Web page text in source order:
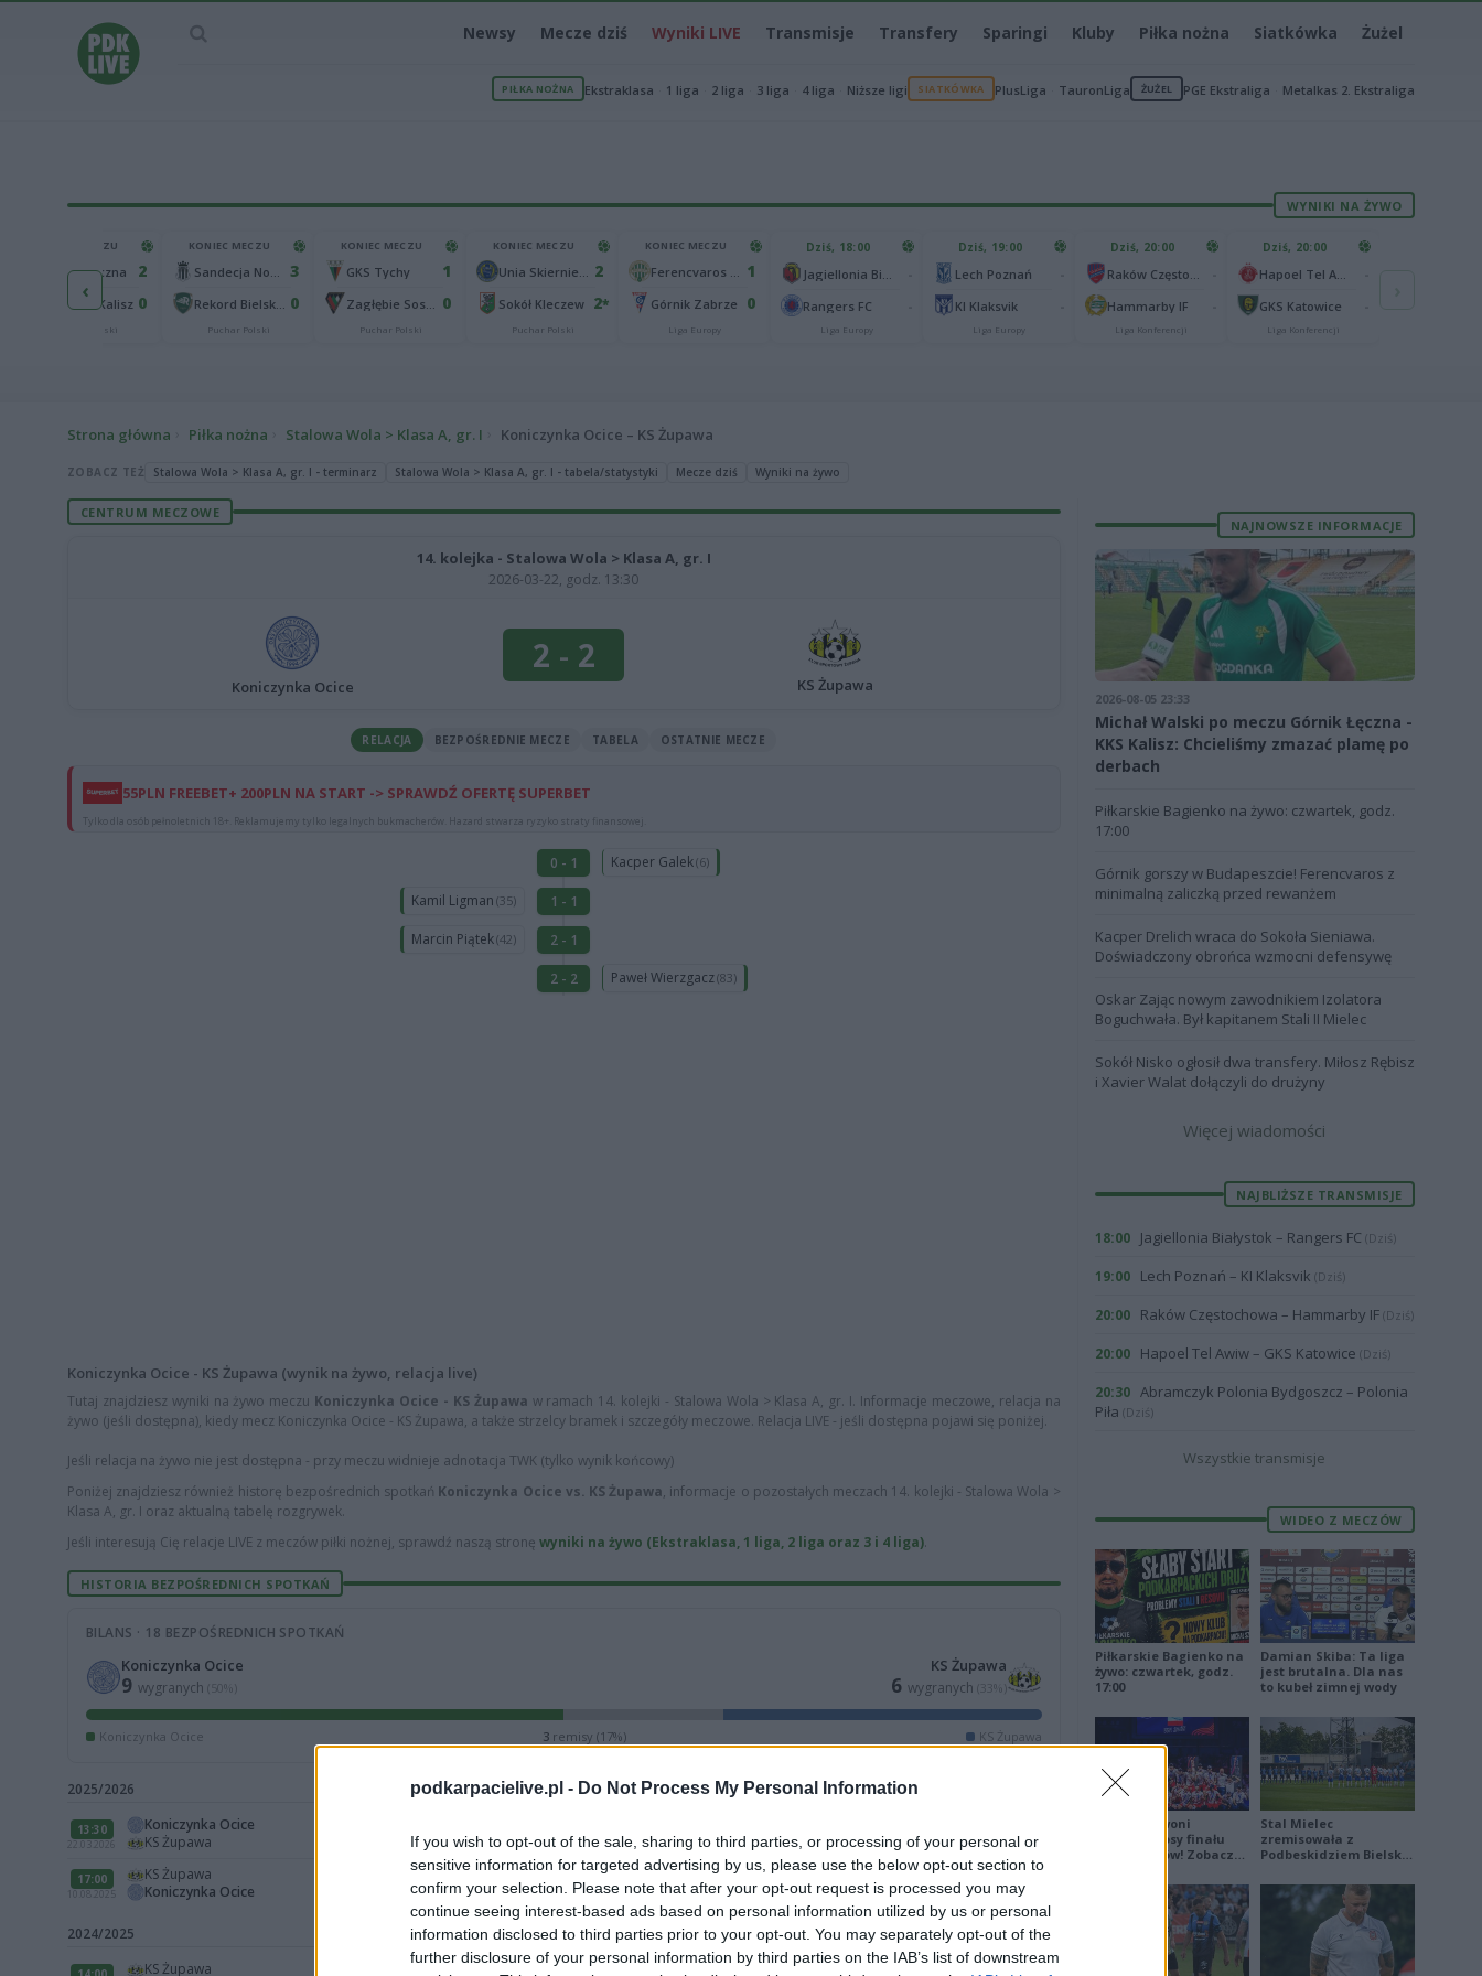
podkarpacielive.pl - Do Not Process My Personal Information
If you wish to opt-out of the sale, sharing to third parties, or processing of your personal or
sensitive information for targeted advertising by us, please use the below opt-out section to
confirm your selection. Please note that after your opt-out request is processed you may
continue seeing interest-based ads based on personal information utilized by us or personal
information disclosed to third parties prior to your opt-out. You may separately opt-out of the
further disclosure of your personal information by third parties on the IAB’s list of downstream
Newsy Mecze dziś Wyniki LIVE Transmisje Transfery Sparingi Kluby Piłka nożna Siatkówka Żużel
PIŁKA NOŻNA Ekstraklasa 1 liga 2 liga 3 liga 4 liga Niższe ligi SIATKÓWKA PlusLiga TauronLiga ŻUŻEL PGE Ekstraliga Metalkas 2. Ekstraliga
WYNIKI NA ŻYWO
‹
KONIEC MECZU
Górnik Łęczna 2
KKS 1925 Kalisz 0
Puchar Polski
KONIEC MECZU
3
0
Puchar Polski
KONIEC MECZU
GKS Tychy 1
0
Puchar Polski
KONIEC MECZU
2
Sokół Kleczew 2*
Puchar Polski
KONIEC MECZU
1
Górnik Zabrze 0
Liga Europy
Dziś, 18:00
Rangers FC
Liga Europy
Dziś, 19:00
Lech Poznań
KI Klaksvik
Liga Europy
Dziś, 20:00
Hammarby IF
Liga Konferencji
Dziś, 20:00
GKS Katowice
Liga Konferencji
Strona główna Piłka nożna Stalowa Wola > Klasa A, gr. I Koniczynka Ocice – KS Żupawa
ZOBACZ TEŻ Stalowa Wola > Klasa A, gr. I - terminarz Stalowa Wola > Klasa A, gr. I - tabela/statystyki Mecze dziś Wyniki na żywo
CENTRUM MECZOWE
14. kolejka - Stalowa Wola > Klasa A, gr. I
2026-03-22, godz. 13:30
Koniczynka Ocice
2 - 2
KS Żupawa
RELACJA BEZPOŚREDNIE MECZE TABELA OSTATNIE MECZE
55PLN FREEBET+ 200PLN NA START -> SPRAWDŹ OFERTĘ SUPERBET
Tylko dla osób pełnoletnich 18+. Reklamujemy tylko legalnych bukmacherów. Hazard stwarza ryzyko straty finansowej.
0 - 1 Kacper Galek(6)
Kamil Ligman (35) 1 - 1
Marcin Piątek(42) 2 - 1
2 - 2 Paweł Wierzgacz(83)
Koniczynka Ocice - KS Żupawa (wynik na żywo, relacja live)
Tutaj znajdziesz wyniki na żywo meczu Koniczynka Ocice - KS Żupawa w ramach 14. kolejki - Stalowa Wola > Klasa A, gr. I. Informacje meczowe, relacja na
żywo (jeśli dostępna), kiedy mecz Koniczynka Ocice - KS Żupawa, a także strzelcy bramek i szczegóły meczowe. Relacja LIVE - jeśli dostępna pojawi się poniżej.
Jeśli relacja na żywo nie jest dostępna - przy meczu widnieje adnotacja TWK (tylko wynik końcowy)
Poniżej znajdziesz również historę bezpośrednich spotkań Koniczynka Ocice vs. KS Żupawa, informacje o pozostałych meczach 14. kolejki - Stalowa Wola >
Klasa A, gr. I oraz aktualną tabelę rozgrywek.
Jeśli interesują Cię relacje LIVE z meczów piłki nożnej, sprawdź naszą stronę wyniki na żywo (Ekstraklasa, 1 liga, 2 liga oraz 3 i 4 liga).
HISTORIA BEZPOŚREDNICH SPOTKAŃ
BILANS · 18 BEZPOŚREDNICH SPOTKAŃ
Koniczynka Ocice
9 wygranych (50%)
KS Żupawa
6 wygranych (33%)
Koniczynka Ocice 3 remisy (17%) KS Żupawa
2025/2026
13:30
22.03.2026
Koniczynka Ocice
KS Żupawa
2
17:00
10.08.2025
KS Żupawa
Koniczynka Ocice
2
4
2024/2025
KS Żupawa
3
NAJNOWSZE INFORMACJE
2026-08-05 23:33
Michał Walski po meczu Górnik Łęczna -
KKS Kalisz: Chcieliśmy zmazać plamę po
derbach
Piłkarskie Bagienko na żywo: czwartek, godz.
17:00
Górnik gorszy w Budapeszcie! Ferencvaros z
minimalną zaliczką przed rewanżem
Kacper Drelich wraca do Sokoła Sieniawa.
Doświadczony obrońca wzmocni defensywę
Oskar Zając nowym zawodnikiem Izolatora
Boguchwała. Był kapitanem Stali II Mielec
Sokół Nisko ogłosił dwa transfery. Miłosz Rębisz
i Xavier Walat dołączyli do drużyny
Więcej wiadomości
NAJBLIŻSZE TRANSMISJE
18:00 Jagiellonia Białystok – Rangers FC (Dziś)
19:00 Lech Poznań – KI Klaksvik (Dziś)
20:00 Raków Częstochowa – Hammarby IF (Dziś)
20:00 Hapoel Tel Awiw – GKS Katowice (Dziś)
20:30 Abramczyk Polonia Bydgoszcz – Polonia
Piła (Dziś)
Wszystkie transmisje
WIDEO Z MECZÓW
Piłkarskie Bagienko na
żywo: czwartek, godz.
17:00
Damian Skiba: Ta liga
jest brutalna. Dla nas
to kubeł zimnej wody
Biało-Czerwoni
odwrócili losy finału
Ligi Narodów! Zobacz
Stal Mielec
zremisowała z
Podbeskidziem Bielsko-